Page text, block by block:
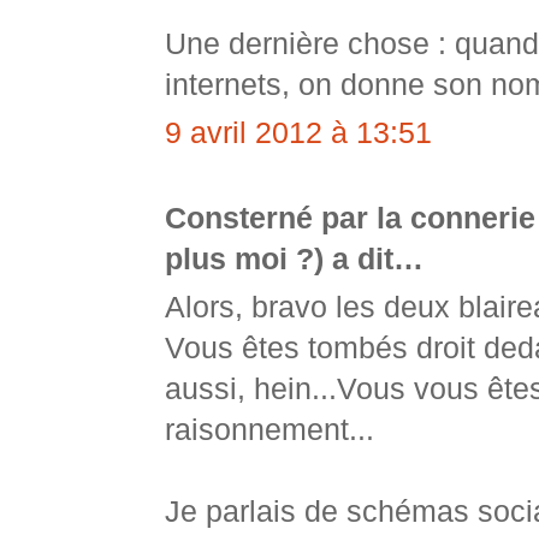
Une dernière chose :
internets, on donne son
9 avril 2012 à 13:51
Consterné par la
plus moi ?) a dit…
Alors, bravo les deux
Vous êtes tombés droit
aussi, hein...Vous vous
raisonnement...
Je parlais de schémas